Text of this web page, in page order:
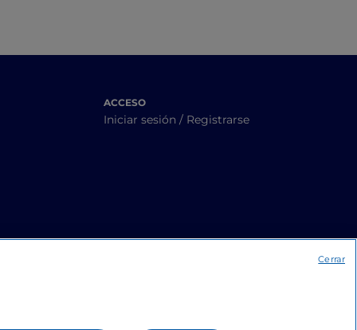
ACCESO
Iniciar sesión / Registrarse
Cerrar